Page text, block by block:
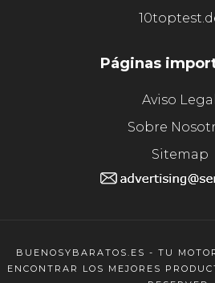
Páginas
Aviso Legal
Sobre
Sitemap
BUENOSYBARATOS.ES - TU
ENCONTRAR LOS MEJORES